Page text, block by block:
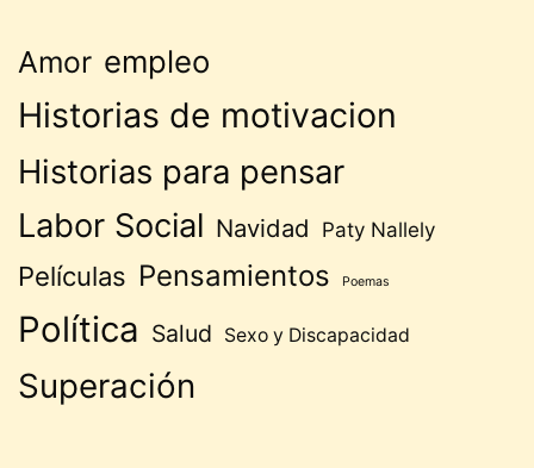
Amor empleo
Historias de motivacion
Historias para pensar
Labor Social Navidad Paty Nallely
Películas Pensamientos Poemas
Política Salud Sexo y Discapacidad
Superación